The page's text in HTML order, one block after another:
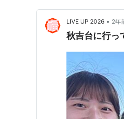
LIVE UP 2026 • 2年
秋吉台に行っ